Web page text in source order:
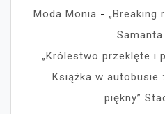
Moda Monia - „Breaking
„Królestwo przeklęte i
Książka w autobusie
piękny”